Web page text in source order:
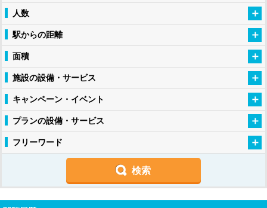
人数
駅からの距離
面積
施設の設備・サービス
キャンペーン・イベント
プランの設備・サービス
フリーワード